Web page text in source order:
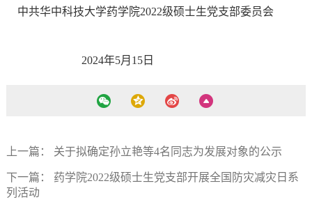
中共华中科技大学药学院2022级硕士生党支部委员会
2024年5月15日
上一篇： 关于拟确定孙立艳等4名同志为发展对象的公示
下一篇： 药学院2022级硕士生党支部开展全国防灾减灾日系
列活动